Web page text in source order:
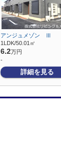
アンジュメゾン Ⅲ
1LDK/50.01㎡
6.2万円
-
詳細を見る